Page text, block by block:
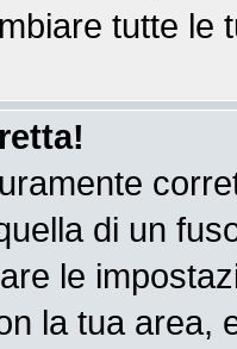
tutte le
di un
le
la tua area,